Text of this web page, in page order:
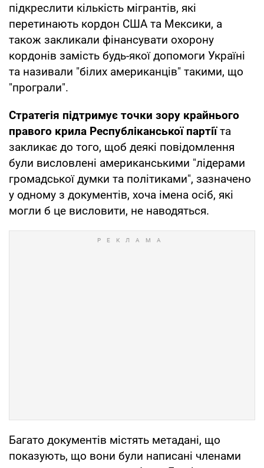
підкреслити кількість мігрантів, які
перетинають кордон США та Мексики, а
також закликали фінансувати охорону
кордонів замість будь-якої допомоги Україні
та називали "білих американців" такими, що
"програли".
Стратегія підтримує точки зору крайнього
правого крила Республіканської партіїта
закликає до того, щоб деякі повідомлення
були висловлені американськими "лідерами
громадської думки та політиками", зазначено
у одному з документів, хоча імена осіб, які
могли б це висловити, не наводяться.
Багато документів містять метадані, що
показують, що вони були написані членами